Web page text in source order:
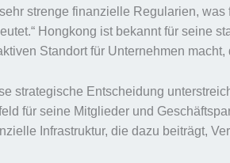
strenge finanzielle Regularien,
Hongkong ist bekannt für seine
Standort für Unternehmen
strategische Entscheidung
für seine Mitglieder und
Infrastruktur, die dazu beiträgt,